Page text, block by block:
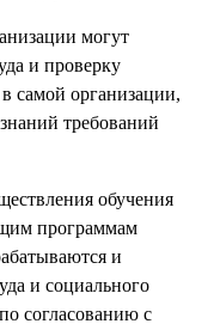
могут
и проверку
самой организации,
требований
обучения
программам
и
и социального
согласованию с